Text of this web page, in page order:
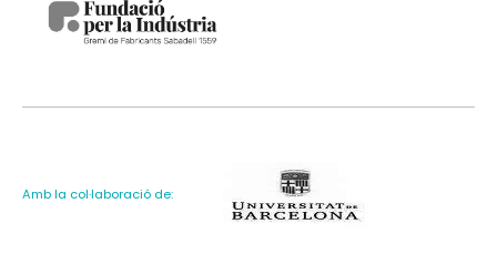
Amb la col·laboració de: